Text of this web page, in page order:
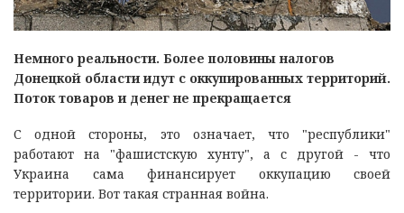
Немного реальности. Более половины налогов
Донецкой области идут с оккупированных территорий.
Поток товаров и денег не прекращается
С одной стороны, это означает, что "республики"
работают на "фашистскую хунту", а с другой - что
Украина сама финансирует оккупацию своей
территории. Вот такая странная война.